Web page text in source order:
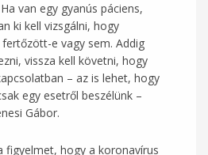
van egy gyanús páciens,
ki kell vizsgálni, hogy
e vagy sem. Addig
vissza kell követni, hogy
– az is lehet, hogy
egy esetről beszélünk –
Gábor.
figyelmet, hogy a koronavírus